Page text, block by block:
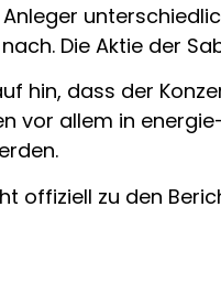
Die Aktie der
hin, dass der
vor allem in
offiziell zu den